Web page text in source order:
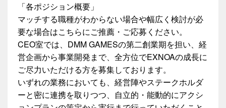
「各ポジション概要」
マッチする職種がわからない場合や幅広く検討が必
要な場合はこちらにご推薦・ご応募ください。
CEO室では、DMM GAMESの第二創業期を担い、経
営企画から事業開発まで、全方位でEXNOAの成長に
ご尽力いただける方を募集しております。
いずれの業務においても、経営陣やステークホルダ
ーと密に連携を取りつつ、自立的・能動的にアクシ